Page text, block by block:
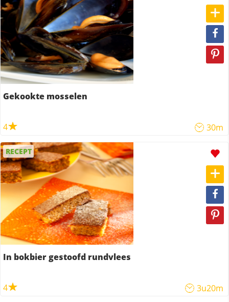
Gekookte mosselen
4 30m
RECEPT
In bokbier gestoofd rundvlees
4 3u20m